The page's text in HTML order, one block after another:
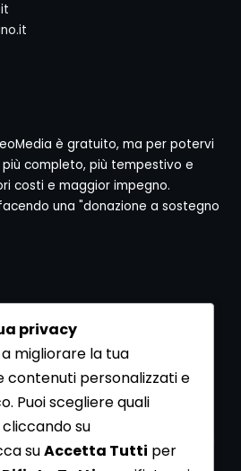
è gratuito, ma per potervi
completo, più tempestivo e
costi e maggior impegno.
una "donazione a sostegno
gratuita di archeologia realizzata
iscriviti alla nostra
privacy
migliorare la tua
contenuti personalizzati e
Puoi scegliere quali
su
suAccetta Tutti per